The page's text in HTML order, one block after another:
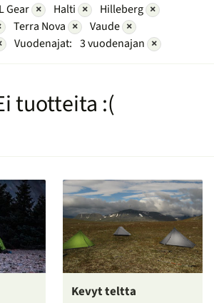
Gear × Halti × Hilleberg ×
Terra Nova × Vaude ×
Vuodenajat: 3 vuodenajan ×
tuotteita :(
Kevyt teltta